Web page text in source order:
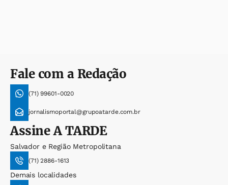
Fale com a Redação
(71) 99601-0020
jornalismoportal@grupoatarde.com.br
AssineA TARDE
Salvador e Região Metropolitana
(71) 2886-1613
Demais localidades